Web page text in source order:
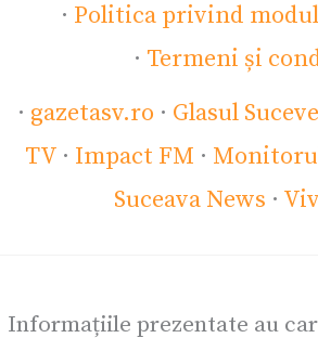
· Politica privind
· Termeni și
· gazetasv.ro · Glasul
TV · Impact FM ·
Suceava News ·
Informațiile prezentate au